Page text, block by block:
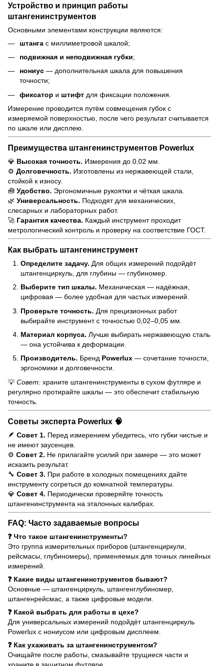
Устройство и принцип работы
штангенинструментов
Основными элементами конструкции являются:
штанга с миллиметровой шкалой;
подвижная и неподвижная губки;
нониус — дополнительная шкала для повышения
точности;
фиксатор и штифт для фиксации положения.
Измерение проводится путём совмещения губок с
измеряемой поверхностью, после чего результат считывается
по шкале или дисплею.
Преимущества штангенинструментов Powerlux
💎 Высокая точность. Измерения до 0,02 мм.
⚙️ Долговечность. Изготовлены из нержавеющей стали,
стойкой к износу.
🧰 Удобство. Эргономичные рукоятки и чёткая шкала.
🌿 Универсальность. Подходят для механических,
слесарных и лабораторных работ.
🚀 Гарантия качества. Каждый инструмент проходит
метрологический контроль и проверку на соответствие ГОСТ.
Как выбрать штангенинструмент
Определите задачу. Для общих измерений подойдёт
штангенциркуль, для глубины — глубиномер.
Выберите тип шкалы. Механическая — надёжная,
цифровая — более удобная для частых измерений.
Проверьте точность. Для прецизионных работ
выбирайте инструмент с точностью 0,02–0,05 мм.
Материал корпуса. Лучше выбирать нержавеющую сталь
— она устойчива к деформации.
Производитель. Бренд Powerlux — сочетание точности,
эргономики и долговечности.
💡 Совет: храните штангенинструменты в сухом футляре и
регулярно протирайте шкалы — это обеспечит стабильную
точность.
Советы эксперта Powerlux 🧠
🪶 Совет 1. Перед измерением убедитесь, что губки чистые и
не имеют заусенцев.
⚙️ Совет 2. Не прилагайте усилий при замере — это может
исказить результат.
🔧 Совет 3. При работе в холодных помещениях дайте
инструменту согреться до комнатной температуры.
💎 Совет 4. Периодически проверяйте точность
штангенинструмента на эталонных калибрах.
FAQ: Часто задаваемые вопросы
❓ Что такое штангенинструменты?
Это группа измерительных приборов (штангенциркули,
рейсмасы, глубиномеры), применяемых для точных линейных
измерений.
❓ Какие виды штангенинструментов бывают?
Основные — штангенциркуль, штангенглубиномер,
штангенрейсмас, а также цифровые модели.
❓ Какой выбрать для работы в цехе?
Для универсальных измерений подойдёт штангенциркуль
Powerlux с нониусом или цифровым дисплеем.
❓ Как ухаживать за штангенинструментом?
Очищайте после работы, смазывайте трущиеся части и